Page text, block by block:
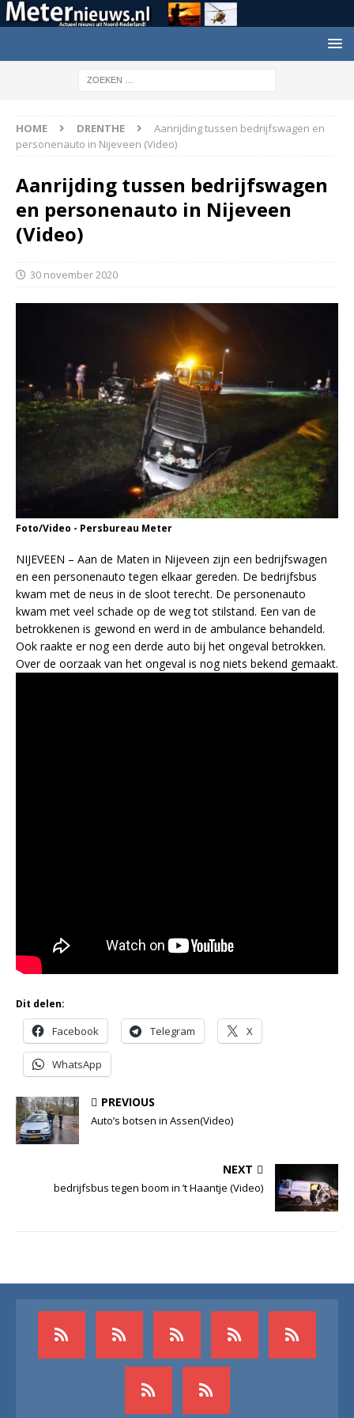
HOME DRENTHE
Aanrijding tussen bedrijfswagen en
personenauto in Nijeveen (Video)
Aanrijding tussen bedrijfswagen
en personenauto in Nijeveen
(Video)
30 november 2020
Foto/Video - Persbureau Meter
NIJEVEEN – Aan de Maten in Nijeveen zijn een bedrijfswagen
en een personenauto tegen elkaar gereden. De bedrijfsbus
kwam met de neus in de sloot terecht. De personenauto
kwam met veel schade op de weg tot stilstand. Een van de
betrokkenen is gewond en werd in de ambulance behandeld.
Ook raakte er nog een derde auto bij het ongeval betrokken.
Over de oorzaak van het ongeval is nog niets bekend gemaakt.
Dit delen:
Facebook Telegram X
WhatsApp
PREVIOUS
Auto’s botsen in Assen(Video)
NEXT
bedrijfsbus tegen boom in ’t Haantje (Video)